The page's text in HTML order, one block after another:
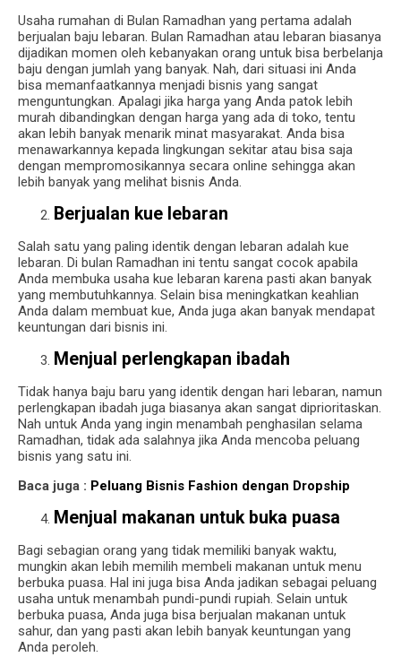
Usaha rumahan di Bulan Ramadhan yang pertama adalah
berjualan baju lebaran. Bulan Ramadhan atau lebaran biasanya
dijadikan momen oleh kebanyakan orang untuk bisa berbelanja
baju dengan jumlah yang banyak. Nah, dari situasi ini Anda
bisa memanfaatkannya menjadi bisnis yang sangat
menguntungkan. Apalagi jika harga yang Anda patok lebih
murah dibandingkan dengan harga yang ada di toko, tentu
akan lebih banyak menarik minat masyarakat. Anda bisa
menawarkannya kepada lingkungan sekitar atau bisa saja
dengan mempromosikannya secara online sehingga akan
lebih banyak yang melihat bisnis Anda.
Berjualan kue lebaran
Salah satu yang paling identik dengan lebaran adalah kue
lebaran. Di bulan Ramadhan ini tentu sangat cocok apabila
Anda membuka usaha kue lebaran karena pasti akan banyak
yang membutuhkannya. Selain bisa meningkatkan keahlian
Anda dalam membuat kue, Anda juga akan banyak mendapat
keuntungan dari bisnis ini.
Menjual perlengkapan ibadah
Tidak hanya baju baru yang identik dengan hari lebaran, namun
perlengkapan ibadah juga biasanya akan sangat diprioritaskan.
Nah untuk Anda yang ingin menambah penghasilan selama
Ramadhan, tidak ada salahnya jika Anda mencoba peluang
bisnis yang satu ini.
Baca juga : Peluang Bisnis Fashion dengan Dropship
Menjual makanan untuk buka puasa
Bagi sebagian orang yang tidak memiliki banyak waktu,
mungkin akan lebih memilih membeli makanan untuk menu
berbuka puasa. Hal ini juga bisa Anda jadikan sebagai peluang
usaha untuk menambah pundi-pundi rupiah. Selain untuk
berbuka puasa, Anda juga bisa berjualan makanan untuk
sahur, dan yang pasti akan lebih banyak keuntungan yang
Anda peroleh.